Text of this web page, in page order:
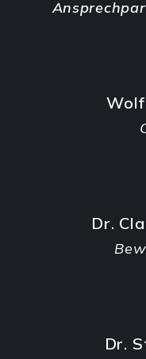
Dr.
Dr.